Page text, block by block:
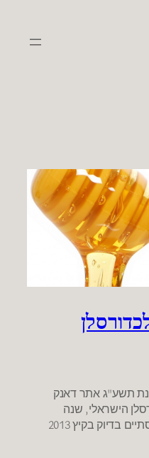
תשע"ג אתר דאנק
הישראלי, שנה
שתתחיל במשחקי ליגת ויינר ותסתיים בדיוק בקיץ 2013